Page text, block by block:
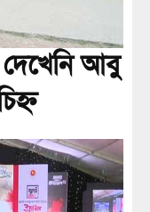
আবু